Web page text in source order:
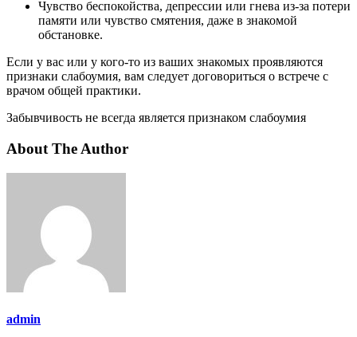
Чувство беспокойства, депрессии или гнева из-за потери
памяти или чувство смятения, даже в знакомой
обстановке.
Если у вас или у кого-то из ваших знакомых проявляются
признаки слабоумия, вам следует договориться о встрече с
врачом общей практики.
Забывчивость не всегда является признаком слабоумия
About The Author
admin